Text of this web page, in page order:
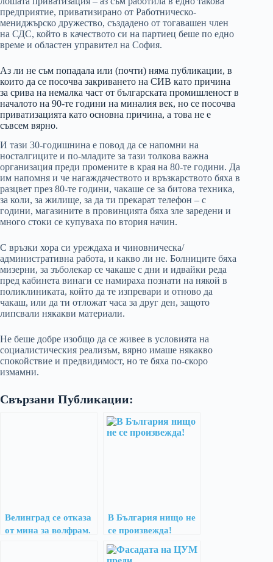
предприятие, приватизирано от Работническо-
мениджърско дружество, създадено от тогавашен член
на СДС, който в качеството си на партиец беше по едно
време и областен управител на София.
Аз ли не съм попадала или (почти) няма публикации, в
които да се посочва закриването на СИВ като причина
за срива на немалка част от българската промишленост в
началото на 90-те години на миналия век, но се посочва
приватизацията като основна причина, а това не е
съвсем вярно.
И тази 30-годишнина е повод да се напомни на
носталгиците и по-младите за тази толкова важна
организация преди промените в края на 80-те години. Да
им напомня и че нагаждачеството и връзкарството бяха в
разцвет през 80-те години, чакаше се за битова техника,
за коли, за жилище, за да ти прекарат телефон – с
години, магазините в провинцията бяха зле заредени и
много стоки се купуваха по втория начин.
С връзки хора си уреждаха и чиновническа/
административна работа, и какво ли не. Болниците бяха
мизерни, за зъболекар се чакаше с дни и идвайки реда
пред кабинета винаги се намираха познати на някой в
поликлиниката, който да те изпревари и отново да
чакаш, или да ти отложат часа за друг ден, защото
липсвали някакви материали.
Не беше добре изобщо да се живее в условията на
социалистическия реализъм, вярно имаше някакво
спокойствие и предвидимост, но те бяха по-скоро
измамни.
Свързани Публикации:
Велинград се отказа
от мина за волфрам.
В България нищо не
се произвежда!